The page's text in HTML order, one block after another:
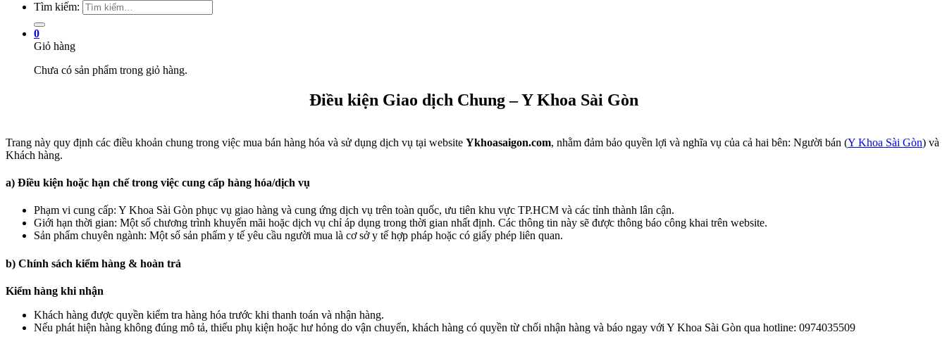
Tìm kiếm:
0
Giỏ hàng
Chưa có sản phẩm trong giỏ hàng.
Điều kiện Giao dịch Chung – Y Khoa Sài Gòn
Trang này quy định các điều khoản chung trong việc mua bán hàng hóa và sử dụng dịch vụ tại website Ykhoasaigon.com, nhằm đảm bảo quyền lợi và nghĩa vụ của cả hai bên: Người bán (Y Khoa Sài Gòn) và
Khách hàng.
a) Điều kiện hoặc hạn chế trong việc cung cấp hàng hóa/dịch vụ
Phạm vi cung cấp: Y Khoa Sài Gòn phục vụ giao hàng và cung ứng dịch vụ trên toàn quốc, ưu tiên khu vực TP.HCM và các tỉnh thành lân cận.
Giới hạn thời gian: Một số chương trình khuyến mãi hoặc dịch vụ chỉ áp dụng trong thời gian nhất định. Các thông tin này sẽ được thông báo công khai trên website.
Sản phẩm chuyên ngành: Một số sản phẩm y tế yêu cầu người mua là cơ sở y tế hợp pháp hoặc có giấy phép liên quan.
b) Chính sách kiểm hàng & hoàn trả
Kiểm hàng khi nhận
Khách hàng được quyền kiểm tra hàng hóa trước khi thanh toán và nhận hàng.
Nếu phát hiện hàng không đúng mô tả, thiếu phụ kiện hoặc hư hỏng do vận chuyển, khách hàng có quyền từ chối nhận hàng và báo ngay với Y Khoa Sài Gòn qua hotline: 0974035509